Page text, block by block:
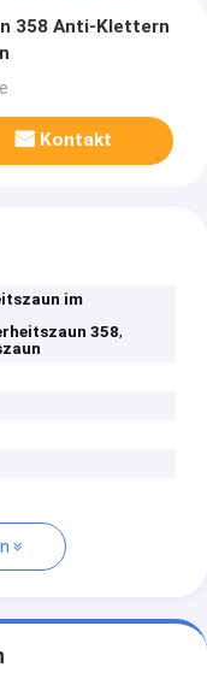
358 Anti-Klettern
Kontakt
im
358,